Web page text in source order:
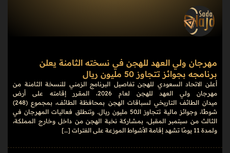
مهرجان ولي العهد للهجن في نسخته الثامنة يعلن
برنامجه بجوائز تتجاوز 50 مليون ريال
أعلن الاتحاد السعودي للهجن تفاصيل البرنامج الزمني للنسخة الثامنة من
مهرجان ولي العهد للهجن لعام 2026، المقرر إقامته على أرض
ميدان الطائف التاريخي لسباقات الهجن بمحافظة الطائف، بمجموع (248)
شوطًا، وجوائز مالية تتجاوز الـ50 مليون ريال. وتنطلق فعاليات المهرجان في
الثالث من سبتمبر المقبل، بمشاركة نخبة الهجن من داخل وخارج المملكة،
ولمدة 11 يومًا تشهد إقامة الأشواط الموزعة على الفترات […]